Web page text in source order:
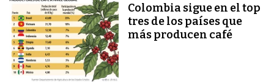
Colombia sigue en el top
tres de los países que
más producen café